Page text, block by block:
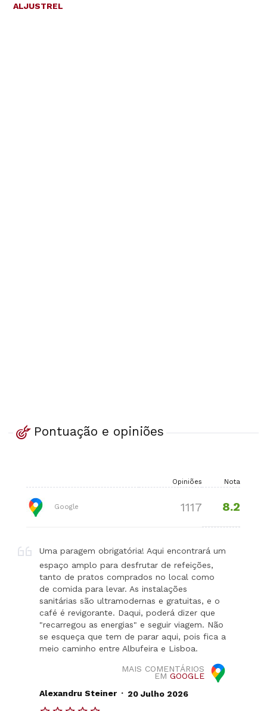
ALJUSTREL
Pontuação e opiniões
Opiniões Nota
Google 1117 8.2
Uma paragem obrigatória! Aqui encontrará um
espaço amplo para desfrutar de refeições,
tanto de pratos comprados no local como
de comida para levar. As instalações
sanitárias são ultramodernas e gratuitas, e o
café é revigorante. Daqui, poderá dizer que
"recarregou as energias" e seguir viagem. Não
se esqueça que tem de parar aqui, pois fica a
meio caminho entre Albufeira e Lisboa.
MAIS COMENTÁRIOS
EM GOOGLE
Alexandru Steiner . 20 Julho 2026